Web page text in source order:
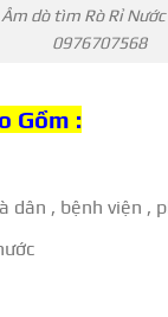
Âm dò tìm Rò Rỉ
0976707568
Gồm :
, bệnh viện ,